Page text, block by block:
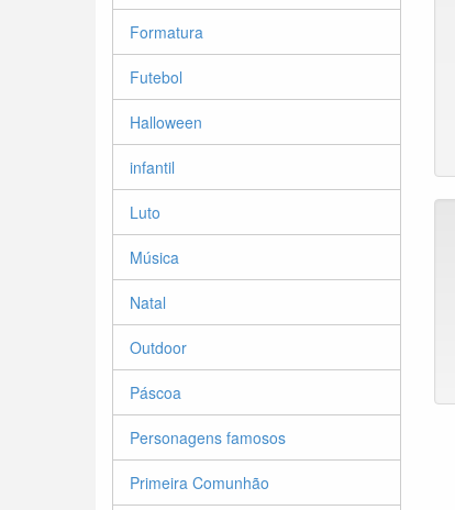
Formatura
Futebol
Halloween
infantil
Luto
Música
Natal
Outdoor
Páscoa
Personagens famosos
Primeira Comunhão